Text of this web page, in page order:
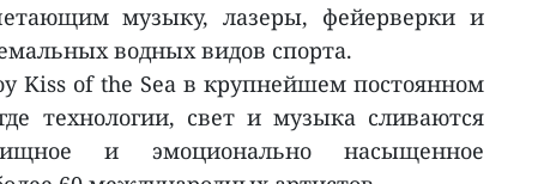
музыку, лазеры, фейерверки и
водных видов спорта.
Kiss of the Sea в крупнейшем постоянном
технологии, свет и музыка сливаются
и эмоционально насыщенное